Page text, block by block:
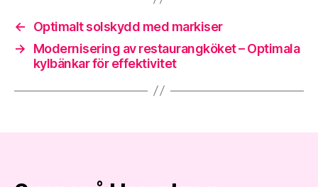
←
Optimalt solskydd med markiser
→
Modernisering av restaurangköket – Optimala
kylbänkar för effektivitet